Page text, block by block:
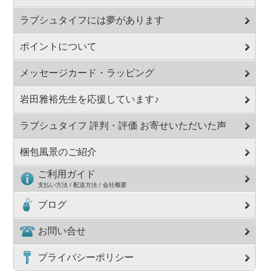
ラブシュタイフには夢があります
ポイントについて
メッセージカード・ラッピング
岩田雅裕先生を応援しています♪
ラブシュタイフ 評判・評価 お寄せいただいた声
梱包風景のご紹介
ご利用ガイド
支払い方法 / 配送方法 / 会社概要
ブログ
お問い合せ
プライバシーポリシー